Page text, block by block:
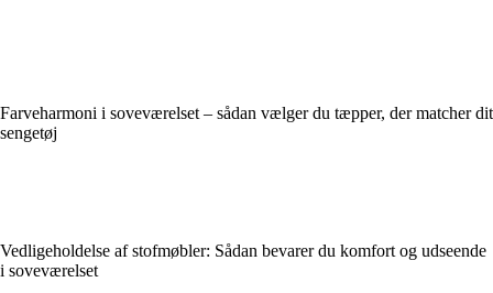
Farveharmoni i soveværelset – sådan vælger du tæpper, der matcher dit
sengetøj
Vedligeholdelse af stofmøbler: Sådan bevarer du komfort og udseende
i soveværelset